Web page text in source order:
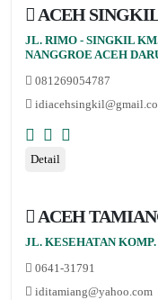
ACEH
JL. RIMO - SINGKIL
NANGGROE ACEH
081269054787
Detail
ACEH
JL. KESEHATAN
0641-31791
iditamiang@yahoo.com